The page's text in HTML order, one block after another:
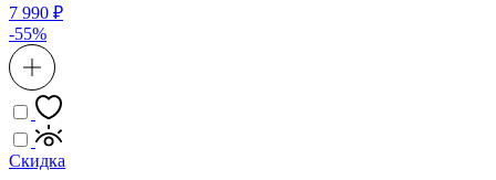
7 990 ₽
-55%
Скидка